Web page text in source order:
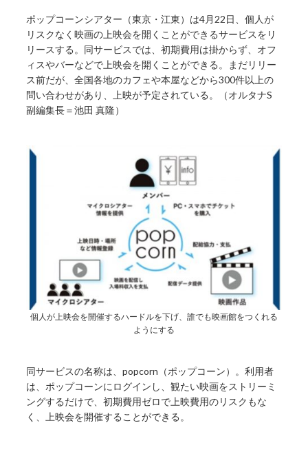
ポップコーンシアター（東京・江東）は4月22日、個人が
リスクなく映画の上映会を開くことができるサービスをリ
リースする。同サービスでは、初期費用は掛からず、オフ
ィスやバーなどで上映会を開くことができる。まだリリー
ス前だが、全国各地のカフェや本屋などから300件以上の
問い合わせがあり、上映が予定されている。（オルタナS
副編集長＝池田 真隆）
個人が上映会を開催するハードルを下げ、誰でも映画館をつくれる
ようにする
同サービスの名称は、popcorn（ポップコーン）。利用者
は、ポップコーンにログインし、観たい映画をストリーミ
ングするだけで、初期費用ゼロで上映費用のリスクもな
く、上映会を開催することができる。